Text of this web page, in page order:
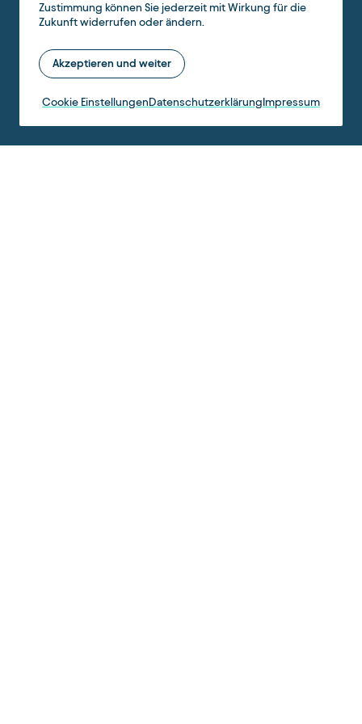
Zustimmung können Sie jederzeit mit Wirkung für die
Zukunft widerrufen oder ändern.
Akzeptieren und weiter
Cookie EinstellungenDatenschutzerklärungImpressum